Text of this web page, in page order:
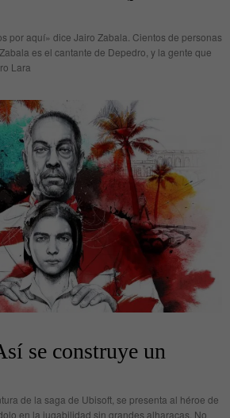
por aquí» dice Jairo Zabala. Cientos de personas
es el cantante de Depedro, y la gente que
Lara
se construye un
de la saga de Ubisoft, se presenta al héroe de
en la jugabilidad sin grandes alharacas. No